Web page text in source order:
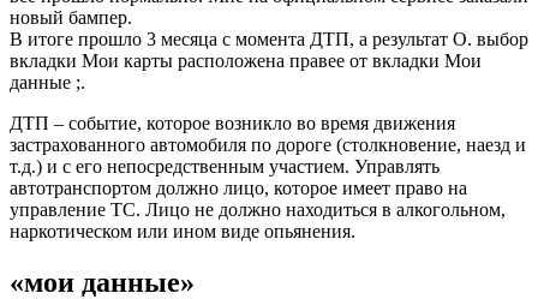
новый бампер.
В итоге прошло 3 месяца с момента ДТП, а результат О. выбор
вкладки Мои карты расположена правее от вкладки Мои
данные ;.
ДТП – событие, которое возникло во время движения
застрахованного автомобиля по дороге (столкновение, наезд и
т.д.) и с его непосредственным участием. Управлять
автотранспортом должно лицо, которое имеет право на
управление ТС. Лицо не должно находиться в алкогольном,
наркотическом или ином виде опьянения.
«мои данные»